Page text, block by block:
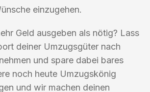
einzugehen.
Geld ausgeben als nötig? Lass
deiner Umzugsgüter nach
und spare dabei bares
noch heute Umzugskönig
und wir machen deinen